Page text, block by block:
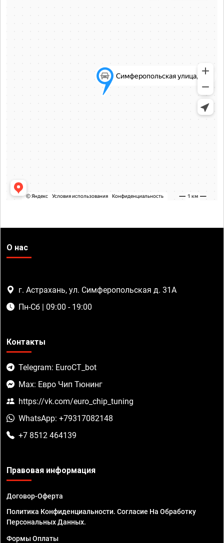
О нас
г. Астрахань, ул. Симферопольская д. 31А
Пн-Сб | 09:00 - 19:00
Контакты
Telegram: EuroCT_bot
Max: Евро Чип Тюнинг
https://vk.com/euro_chip_tuning
WhatsApp: +79317082148
+7 8512 464139
Правовая информация
Договор-Оферта
Политика Конфиденциальности. Согласие На Обработку
Персональных Данных.
Формы Оплаты